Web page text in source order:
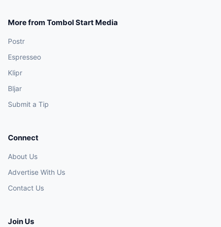
More from Tombol Start Media
Postr
Espresseo
Klipr
Bljar
Submit a Tip
Connect
About Us
Advertise With Us
Contact Us
Join Us